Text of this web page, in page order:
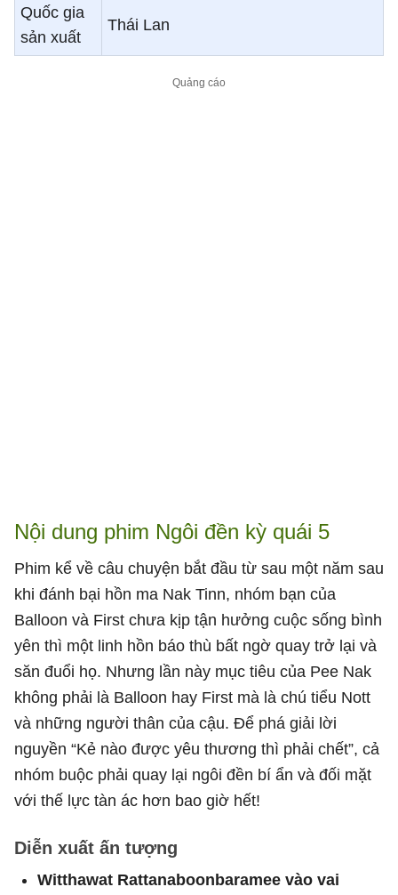
Quốc gia
sản xuất
Thái Lan
Nội dung phim Ngôi đền kỳ quái 5
Phim kể về câu chuyện bắt đầu từ sau một năm sau
khi đánh bại hồn ma Nak Tinn, nhóm bạn của
Balloon và First chưa kịp tận hưởng cuộc sống bình
yên thì một linh hồn báo thù bất ngờ quay trở lại và
săn đuổi họ. Nhưng lần này mục tiêu của Pee Nak
không phải là Balloon hay First mà là chú tiểu Nott
và những người thân của cậu. Để phá giải lời
nguyền “Kẻ nào được yêu thương thì phải chết”, cả
nhóm buộc phải quay lại ngôi đền bí ẩn và đối mặt
với thế lực tàn ác hơn bao giờ hết!
Diễn xuất ấn tượng
Witthawat Rattanaboonbaramee vào vai